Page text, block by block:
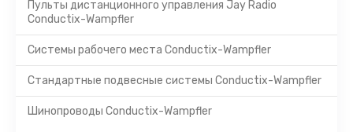
Пульты дистанционного управления Jay Radio
Conductix-Wampfler
Системы рабочего места Conductix-Wampfler
Стандартные подвесные системы Conductix-Wampfler
Шинопроводы Conductix-Wampfler